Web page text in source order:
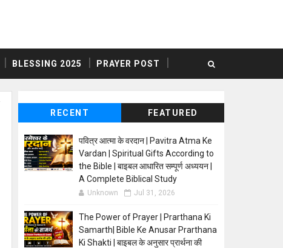
BLESSING 2025 PRAYER POST
RECENT FEATURED
पवित्र आत्मा के वरदान | Pavitra Atma Ke
Vardan | Spiritual Gifts According to
the Bible | बाइबल आधारित सम्पूर्ण अध्ययन |
A Complete Biblical Study
Unknown Jul 31, 2026
The Power of Prayer | Prarthana Ki
Samarth| Bible Ke Anusar Prarthana
Ki Shakti | बाइबल के अनुसार प्रार्थना की